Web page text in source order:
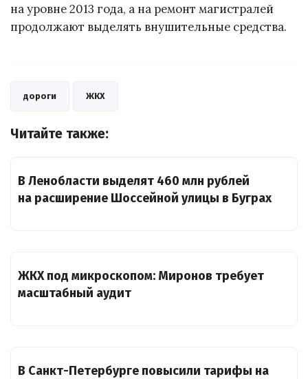
на уровне 2013 года, а на ремонт магистралей
продолжают выделять внушительные средства.
дороги ЖКХ
Читайте также:
В Ленобласти выделят 460 млн рублей
на расширение Шоссейной улицы в Буграх
ЖКХ под микроскопом: Миронов требует
масштабный аудит
В Санкт-Петербурге повысили тарифы на